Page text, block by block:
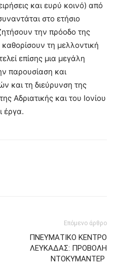
και ευρύ κοινό) από
στο ετήσιο
την πρόοδο της
τη μελλοντική
επίσης μια μεγάλη
παρουσίαση και
και τη διεύρυνση της
Αδριατικής και του Ιονίου
έργα.
Επόμενο άρθρο
ΠΝΕΥΜΑΤΙΚΟ ΚΕΝΤΡΟ
ΛΕΥΚΑΔΑΣ: ΠΡΟΒΟΛΗ
ΝΤΟΚΥΜΑΝΤΕΡ